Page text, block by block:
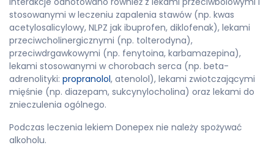
stosowanymi w leczeniu zapalenia stawów (np. kwas
acetylosalicylowy, NLPZ jak ibuprofen, diklofenak), lekami
przeciwcholinergicznymi (np. tolterodyna),
przeciwdrgawkowymi (np. fenytoina, karbamazepina),
lekami stosowanymi w chorobach serca (np. beta-
adrenolityki: propranolol, atenolol), lekami zwiotczającymi
mięśnie (np. diazepam, sukcynylocholina) oraz lekami do
znieczulenia ogólnego.
Podczas leczenia lekiem Donepex nie należy spożywać
alkoholu.